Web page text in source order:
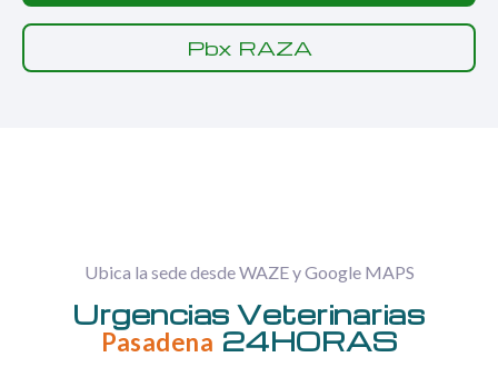
Pbx RAZA
Ubica la sede desde WAZE y Google MAPS
Urgencias Veterinarias
Pasadena 24HORAS